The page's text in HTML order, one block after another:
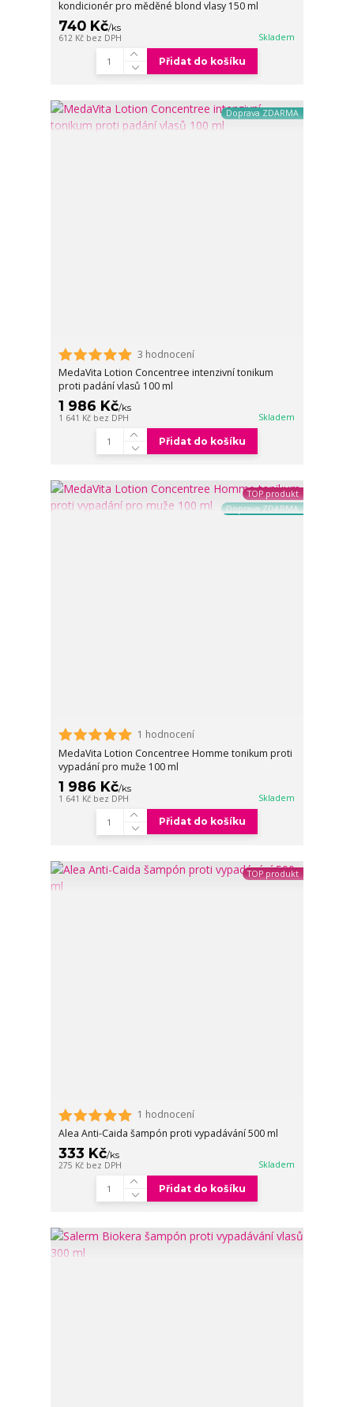
kondicionér pro měděné blond vlasy 150 ml
740 Kč/ks
612 Kč bez DPH Skladem
Přidat do košíku
Doprava ZDARMA
3 hodnocení
MedaVita Lotion Concentree intenzivní tonikum
proti padání vlasů 100 ml
1 986 Kč/ks
1 641 Kč bez DPH Skladem
Přidat do košíku
TOP produkt
Doprava ZDARMA
1 hodnocení
MedaVita Lotion Concentree Homme tonikum proti
vypadání pro muže 100 ml
1 986 Kč/ks
1 641 Kč bez DPH Skladem
Přidat do košíku
TOP produkt
1 hodnocení
Alea Anti-Caida šampón proti vypadávání 500 ml
333 Kč/ks
275 Kč bez DPH Skladem
Přidat do košíku